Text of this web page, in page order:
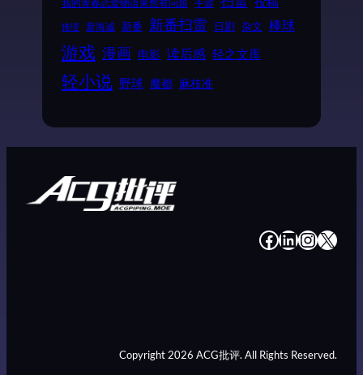
我的青春恋爱物语果然有问题 手游
推理 新海诚 新番 新番扫雷 日剧 杂文 棒球
游戏 漫画 电影 读后感 轻之文库
轻小说 野球 魔都 麻枝准
# # # #
Copyright 2026 ACG批评. All Rights Reserved.